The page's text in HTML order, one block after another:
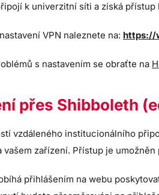
k univerzitní síti a získá
VPN naleznete na: https://
s nastavením se obraťte na
přes Shibboleth
vzdáleného institucionálního
vašem zařízení. Přístup je
přihlášením na webu